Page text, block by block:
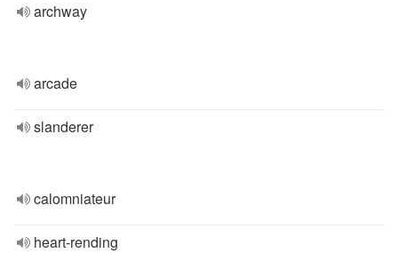
archway
arcade
slanderer
calomniateur
heart-rending